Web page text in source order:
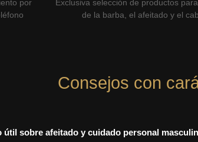
por
Exclusiva selección de productos
de la barba, el afeitado y el
Consejos con
sobre afeitado y cuidado personal